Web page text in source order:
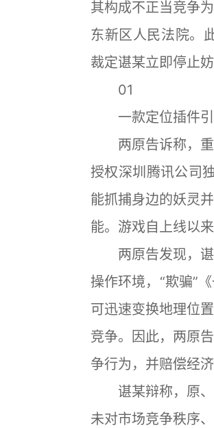
其构成不正当竞争
东新区人民法院。
裁定谌某立即停止
01
一款定位插件引
两原告诉称，重
授权深圳腾讯公司
能抓捕身边的妖灵
能。游戏自上线以
两原告发现，谌
操作环境，“欺骗”
可迅速变换地理位
竞争。因此，两原
争行为，并赔偿经
谌某辩称，原、
未对市场竞争秩序